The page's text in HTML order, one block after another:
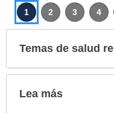
1 2 3 4
Temas de salud
Lea más